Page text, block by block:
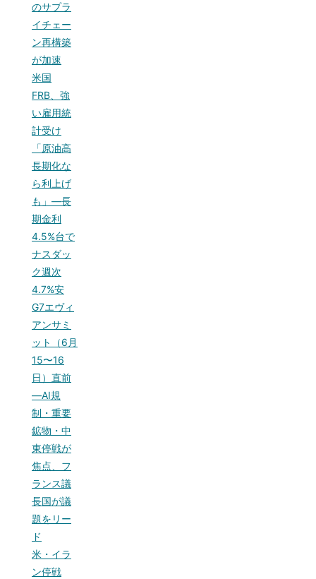
のサプラ
イチェー
ン再構築
が加速
米国
FRB、強
い雇用統
計受け
「原油高
長期化な
ら利上げ
も」—長
期金利
4.5%台で
ナスダッ
ク週次
4.7%安
G7エヴィ
アンサミ
ット（6月
15〜16
日）直前
—AI規
制・重要
鉱物・中
東停戦が
焦点、フ
ランス議
長国が議
題をリー
ド
米・イラ
ン停戦